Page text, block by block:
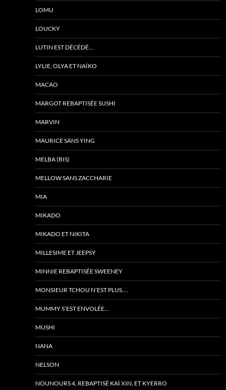
LOMU
LOUCKY
LUTIN EST DÉCÉDÉ…
LYLIE, OLYA ET NAÏKO
MACAO
MARGOT REBAPTISÉE SUSHI
MARVIN
MAURICE SANS YING
MELBA (BIS)
MELLOW SANS ZACCHARIE
MIA
MIKADO
MIKADO ET NIKITA
MILLESIME ET JEEPSY
MINNIE REBAPTISÉE SWEENEY
MONSIEUR TCHOU N’EST PLUS….
MUMMY S’EST ENVOLÉE…
MUSHI
NANA
NELSON
NOUNOURS 4, REBAPTISÉ KAÏ XIN, ET KYERRO